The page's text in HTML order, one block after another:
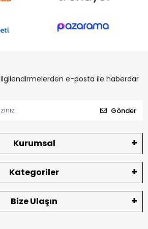
e-posta ile haberdar
Gönder
Kurumsal
Kategoriler
Bize Ulaşın